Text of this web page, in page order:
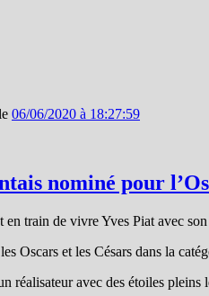
06/06/2020 à 18:27:59
nominé pour
en train de vivre Yves Piat avec
Oscars et les Césars dans la
réalisateur avec des étoiles